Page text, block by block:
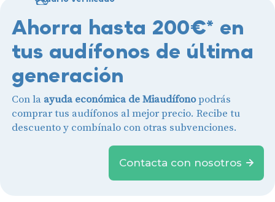
Ahorra hasta 200€* en
tus audífonos de última
generación
Con la ayuda económica de Miaudífonopodrás
comprar tus audífonos al mejor precio. Recibe tu
descuento y combínalo con otras subvenciones.
Contacta con nosotros